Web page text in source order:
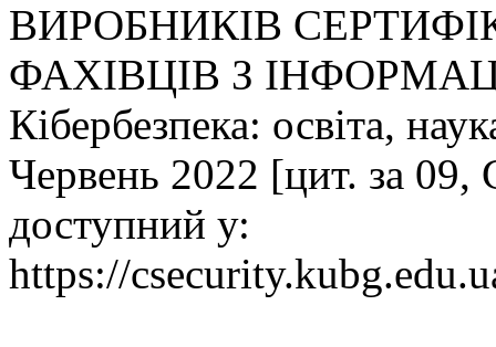
ВИРОБНИКІВ
ФАХІВЦІВ З
Кібербезпека: освіта,
Червень 2022 [цит. за
доступний у:
https://